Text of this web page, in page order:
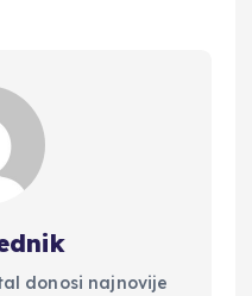
donosi najnovije